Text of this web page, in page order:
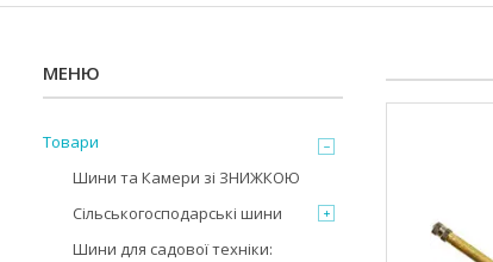
Товари
Шини та Камери зі ЗНИЖКОЮ
Сільськогосподарські шини
Шини для садової техніки: